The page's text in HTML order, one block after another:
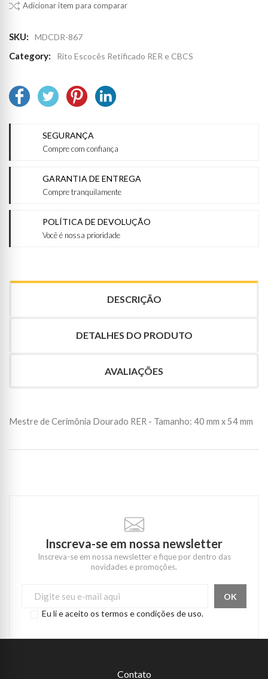
Adicionar item para comparar
SKU: MDCDR-867
Category: Rito Escocês Retificado RER e CBCS
SEGURANÇA
Compre com confiança
GARANTIA DE ENTREGA
Compre tranquilamente
POLÍTICA DE DEVOLUÇÃO
Você é nossa prioridade
DESCRIÇÃO
DETALHES DO PRODUTO
AVALIAÇÕES
Mestre de Cerimônia Dourado RER - Tamanho: 40 mm x 54 mm
Inscreva-se em nossa newsletter
Inscreva-se em nossa newsletter e fique por dentro das
novidades e promoções.
Eu li e aceito os termos e condições de uso.
Contato